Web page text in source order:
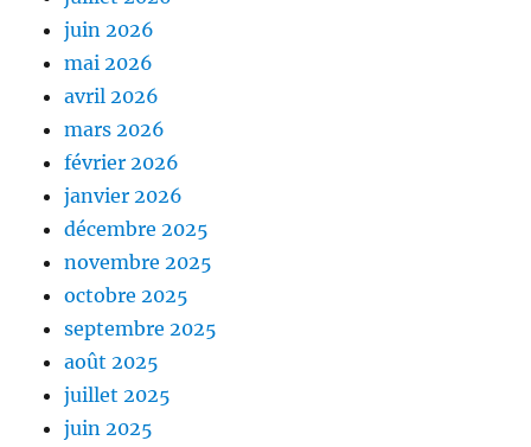
juin 2026
mai 2026
avril 2026
mars 2026
février 2026
janvier 2026
décembre 2025
novembre 2025
octobre 2025
septembre 2025
août 2025
juillet 2025
juin 2025